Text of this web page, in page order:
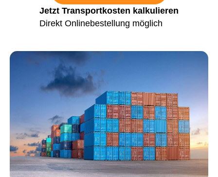
Jetzt Transportkosten kalkulieren
Direkt Onlinebestellung möglich